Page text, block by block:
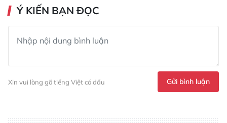
Ý KIẾN BẠN ĐỌC
Xin vui lòng gõ tiếng Việt có dấu Gửi bình luận